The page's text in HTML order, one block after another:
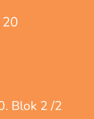
Blok 2 /2